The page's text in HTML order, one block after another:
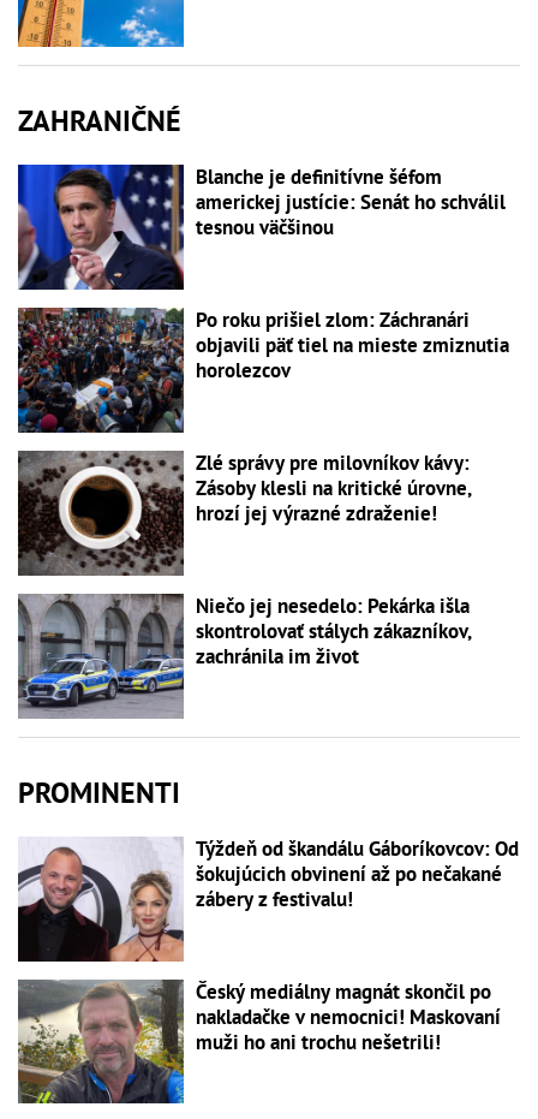
ZAHRANIČNÉ
Blanche je definitívne šéfom
americkej justície: Senát ho schválil
tesnou väčšinou
Po roku prišiel zlom: Záchranári
objavili päť tiel na mieste zmiznutia
horolezcov
Zlé správy pre milovníkov kávy:
Zásoby klesli na kritické úrovne,
hrozí jej výrazné zdraženie!
Niečo jej nesedelo: Pekárka išla
skontrolovať stálych zákazníkov,
zachránila im život
PROMINENTI
Týždeň od škandálu Gáboríkovcov: Od
šokujúcich obvinení až po nečakané
zábery z festivalu!
Český mediálny magnát skončil po
nakladačke v nemocnici! Maskovaní
muži ho ani trochu nešetrili!